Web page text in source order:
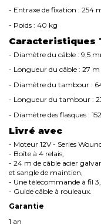
- Entraxe de fixation : 254
- Poids : 40 kg
Caracteristiques
- Diamètre du câble : 9,5
- Longueur du câble : 27 m
- Diamètre du tambour :
- Longueur du tambour :
- Diamètre des flasques :
Livré avec
- Moteur 12V - Series
- Boîte à 4 relais,
- 24 m de câble acier
et sangle de maintien,
- Une télécommande à fil
- Guide câble à rouleaux.
Garantie
1 an